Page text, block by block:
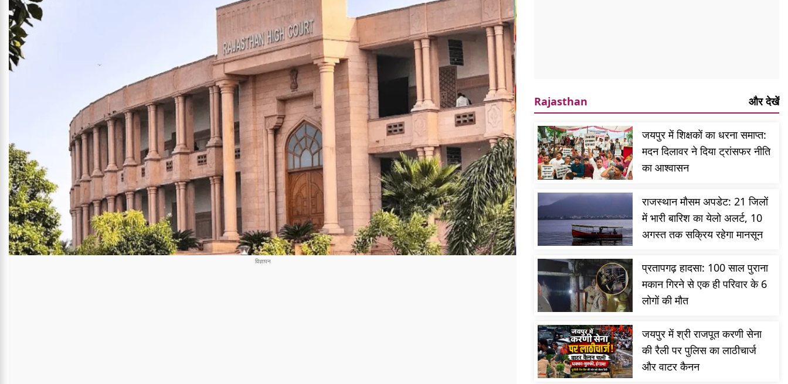
Rajasthan और देखें
जयपुर में शिक्षकों का धरना समाप्त:
मदन दिलावर ने दिया ट्रांसफर नीति
का आश्वासन
राजस्थान मौसम अपडेट: 21 जिलों
में भारी बारिश का येलो अलर्ट, 10
अगस्त तक सक्रिय रहेगा मानसून
प्रतापगढ़ हादसा: 100 साल पुराना
मकान गिरने से एक ही परिवार के 6
लोगों की मौत
जयपुर में श्री राजपूत करणी सेना
की रैली पर पुलिस का लाठीचार्ज
और वाटर कैनन